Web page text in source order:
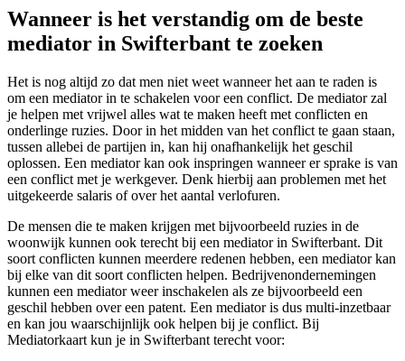
Wanneer is het verstandig om de beste
mediator in Swifterbant te zoeken
Het is nog altijd zo dat men niet weet wanneer het aan te raden is
om een mediator in te schakelen voor een conflict. De mediator zal
je helpen met vrijwel alles wat te maken heeft met conflicten en
onderlinge ruzies. Door in het midden van het conflict te gaan staan,
tussen allebei de partijen in, kan hij onafhankelijk het geschil
oplossen. Een mediator kan ook inspringen wanneer er sprake is van
een conflict met je werkgever. Denk hierbij aan problemen met het
uitgekeerde salaris of over het aantal verlofuren.
De mensen die te maken krijgen met bijvoorbeeld ruzies in de
woonwijk kunnen ook terecht bij een mediator in Swifterbant. Dit
soort conflicten kunnen meerdere redenen hebben, een mediator kan
bij elke van dit soort conflicten helpen. Bedrijvenondernemingen
kunnen een mediator weer inschakelen als ze bijvoorbeeld een
geschil hebben over een patent. Een mediator is dus multi-inzetbaar
en kan jou waarschijnlijk ook helpen bij je conflict. Bij
Mediatorkaart kun je in Swifterbant terecht voor: